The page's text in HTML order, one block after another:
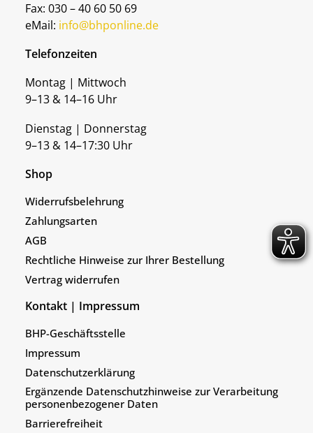
Fax: 030 – 40 60 50 69
eMail: info@bhponline.de
Telefonzeiten
Montag | Mittwoch
9–13 & 14–16 Uhr
Dienstag | Donnerstag
9–13 & 14–17:30 Uhr
Shop
Widerrufsbelehrung
Zahlungsarten
AGB
Rechtliche Hinweise zur Ihrer Bestellung
Vertrag widerrufen
Kontakt | Impressum
BHP-Geschäftsstelle
Impressum
Datenschutzerklärung
Ergänzende Datenschutzhinweise zur Verarbeitung
personenbezogener Daten
Barrierefreiheit